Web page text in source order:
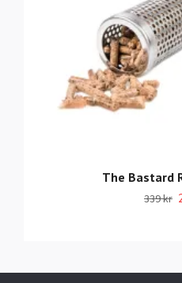
The Bastard
339 kr